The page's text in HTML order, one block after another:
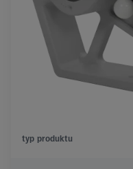
typ produktu